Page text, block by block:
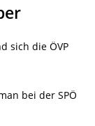
sich die ÖVP
bei der SPÖ